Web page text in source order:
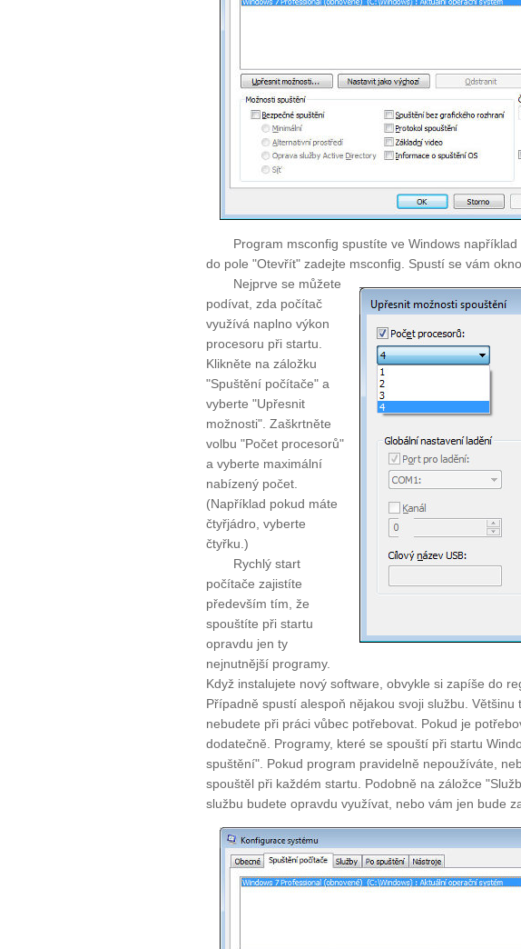
Program msconfig spustíte ve Windows
do pole "Otevřít" zadejte msconfig. Spustí se vám
Nejprve se můžete
podívat, zda počítač
využívá naplno výkon
procesoru při startu.
Klikněte na záložku
"Spuštění počítače" a
vyberte "Upřesnit
možnosti". Zaškrtněte
volbu "Počet procesorů"
a vyberte maximální
nabízený počet.
(Například pokud máte
čtyřjádro, vyberte
čtyřku.)
Rychlý start
počítače zajistíte
především tím, že
spouštíte při startu
opravdu jen ty
nejnutnější programy.
Když instalujete nový software, obvykle si zapíše do
Případně spustí alespoň nějakou svoji službu.
nebudete při práci vůbec potřebovat. Pokud je
dodatečně. Programy, které se spouští při startu
spuštění". Pokud program pravidelně nepoužíváte,
spouštěl při každém startu. Podobně na záložce
službu budete opravdu využívat, nebo vám jen bude